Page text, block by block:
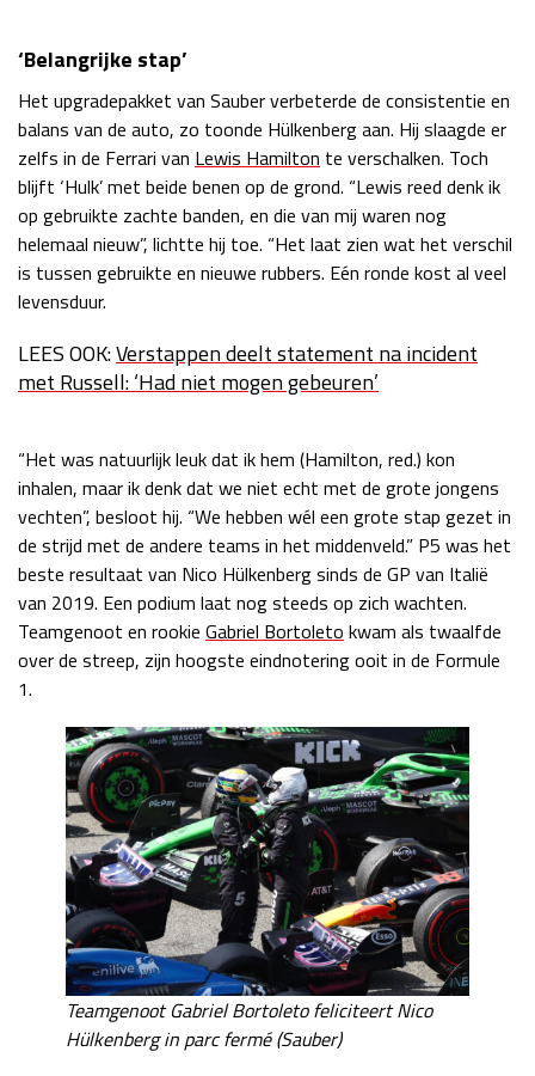
‘Belangrijke stap’
Het upgradepakket van Sauber verbeterde de consistentie en
balans van de auto, zo toonde Hülkenberg aan. Hij slaagde er
zelfs in de Ferrari van Lewis Hamilton te verschalken. Toch
blijft ‘Hulk’ met beide benen op de grond. “Lewis reed denk ik
op gebruikte zachte banden, en die van mij waren nog
helemaal nieuw”, lichtte hij toe. “Het laat zien wat het verschil
is tussen gebruikte en nieuwe rubbers. Eén ronde kost al veel
levensduur.
LEES OOK:Verstappen deelt statement na incident
met Russell: ‘Had niet mogen gebeuren’
“Het was natuurlijk leuk dat ik hem (Hamilton, red.) kon
inhalen, maar ik denk dat we niet echt met de grote jongens
vechten”, besloot hij. “We hebben wél een grote stap gezet in
de strijd met de andere teams in het middenveld.” P5 was het
beste resultaat van Nico Hülkenberg sinds de GP van Italië
van 2019. Een podium laat nog steeds op zich wachten.
Teamgenoot en rookie Gabriel Bortoleto kwam als twaalfde
over de streep, zijn hoogste eindnotering ooit in de Formule
1.
Teamgenoot Gabriel Bortoleto feliciteert Nico
Hülkenberg in parc fermé (Sauber)